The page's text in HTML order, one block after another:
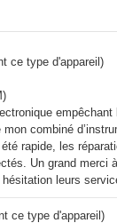
ce type d'appareil)
mon combiné
rapide, les
Un grand merci
leurs
ce type d'appareil)